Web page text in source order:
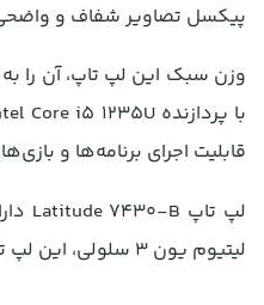
پیکسل تصاویر شفاف و واضحی
قابلیت اجرای برنامه‌ها و
لیتیوم یون 3 سلولی، این لپ تاپ قابلیت استفاده به مدت 1 تا 3 ساعت را دارا می‌باشد.